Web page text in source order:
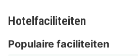
dineren. Dagelijks kun je van
Enkele van de voorzieningen zijn
Hotelfaciliteiten
Populaire faciliteiten